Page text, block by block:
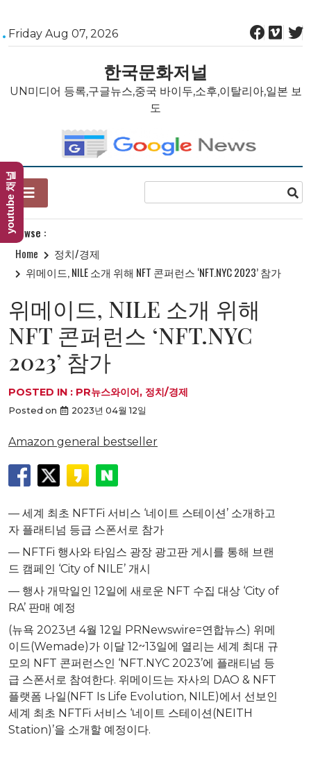
Skip
to
Friday Aug 07, 2026
한국문화저널
UN미디어 등록,구글뉴스,중국 바이두,소후,이탈리아,일본 보
도
Browse :
Home
정치/경제
위메이드, NILE 소개 위해 NFT 콘퍼런스 ‘NFT.NYC 2023’ 참가
위메이드, NILE 소개 위해
NFT 콘퍼런스 ‘NFT.NYC
2023’ 참가
POSTED IN : PR뉴스와이어, 정치/경제
Posted on 2023년 04월 12일
Amazon general bestseller
— 세계 최초 NFTFi 서비스 ‘네이트 스테이션’ 소개하고
자 플래티넘 등급 스폰서로 참가
— NFTFi 행사와 타임스 광장 광고판 게시를 통해 브랜
드 캠페인 ‘City of NILE’ 개시
— 행사 개막일인 12일에 새로운 NFT 수집 대상 ‘City of
RA’ 판매 예정
(뉴욕 2023년 4월 12일 PRNewswire=연합뉴스) 위메
이드(Wemade)가 이달 12~13일에 열리는 세계 최대 규
모의 NFT 콘퍼런스인 ‘NFT.NYC 2023’에 플래티넘 등
급 스폰서로 참여한다. 위메이드는 자사의 DAO & NFT
플랫폼 나일(NFT Is Life Evolution, NILE)에서 선보인
세계 최초 NFTFi 서비스 ‘네이트 스테이션(NEITH
Station)’을 소개할 예정이다.
youtube 채널